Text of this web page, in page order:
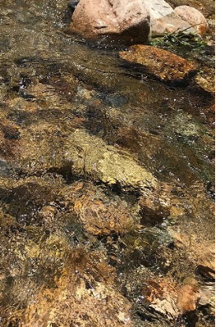
お客様の声
インストラクターのメッセージ
会社案内
指導員育成コース
セミナー開催
スタッフブログ
ご入会のご予約
お問い合わせ
採用情報